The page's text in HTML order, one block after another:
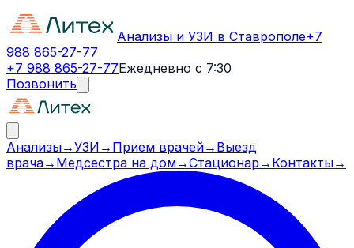
Анализы и УЗИ в Ставрополе+7
988 865-27-77
+7 988 865-27-77Ежедневно с 7:30
Позвонить
Анализы→УЗИ → Прием врачей→ Выезд
врача→ Медсестра на дом→Стационар → Контакты→